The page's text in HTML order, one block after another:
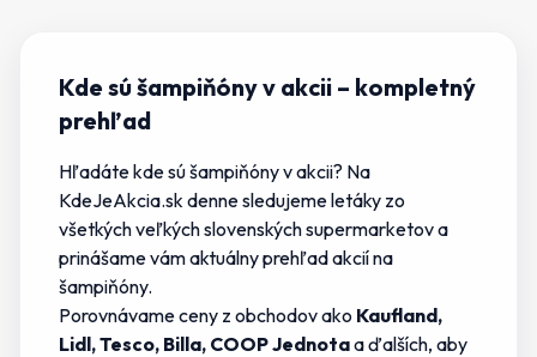
Kde sú šampiňóny v akcii – kompletný
prehľad
Hľadátekde sú šampiňóny v akcii? Na
KdeJeAkcia.sk denne sledujeme letáky zo
všetkých veľkých slovenských supermarketov a
prinášame vám aktuálny prehľad akcií na
šampiňóny.
Porovnávame ceny z obchodov ako Kaufland,
Lidl, Tesco, Billa, COOP Jednotaa ďalších, aby